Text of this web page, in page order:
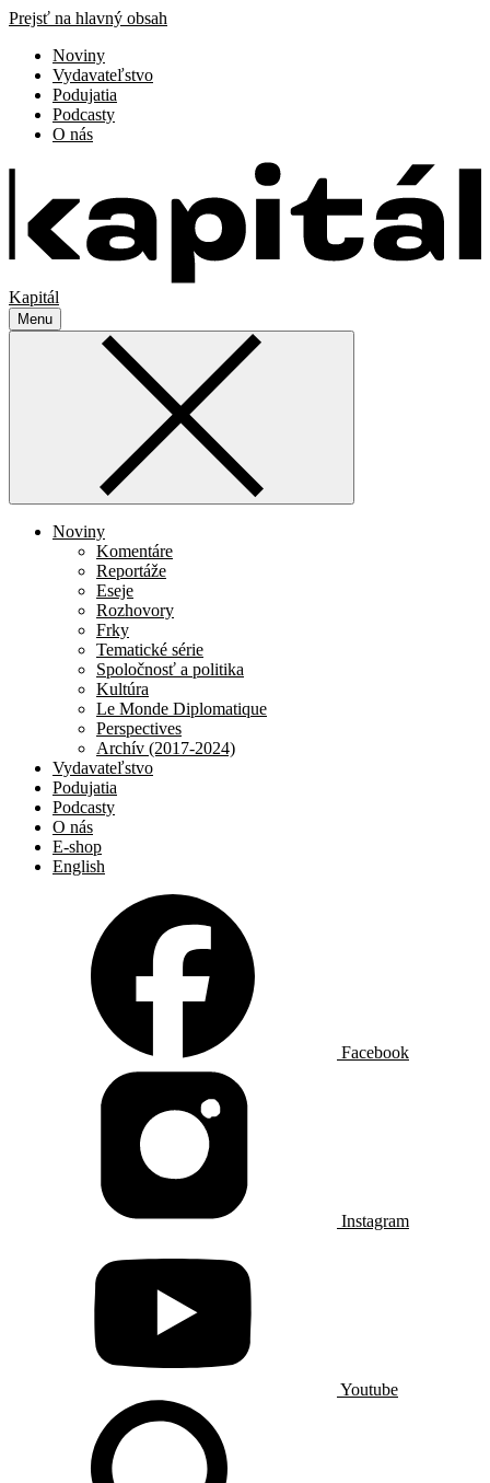
Prejsť na hlavný obsah
Noviny
Vydavateľstvo
Podujatia
Podcasty
O nás
Kapitál
Menu
Noviny
Komentáre
Reportáže
Eseje
Rozhovory
Frky
Tematické série
Spoločnosť a politika
Kultúra
Le Monde Diplomatique
Perspectives
Archív (2017-2024)
Vydavateľstvo
Podujatia
Podcasty
O nás
E-shop
English
Facebook
Instagram
Youtube